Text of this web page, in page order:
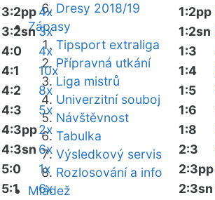
Dresy 2018/19
Zápasy
Tipsport extraliga
Přípravná utkání
Liga mistrů
Univerzitní souboj
Návštěvnost
Tabulka
Výsledkový servis
Rozlosování a info
Mládež
3:2pp4x
3:2sn 3x
4:0
4x
4:1
10x
4:2
8x
4:3
5x
4:3pp2x
4:3sn 6x
5:0
1x
5:1
6x
1:2pp
1:2sn
1:3
1:4
1:5
1:6
1:8
2:3
2:3pp
2:3sn